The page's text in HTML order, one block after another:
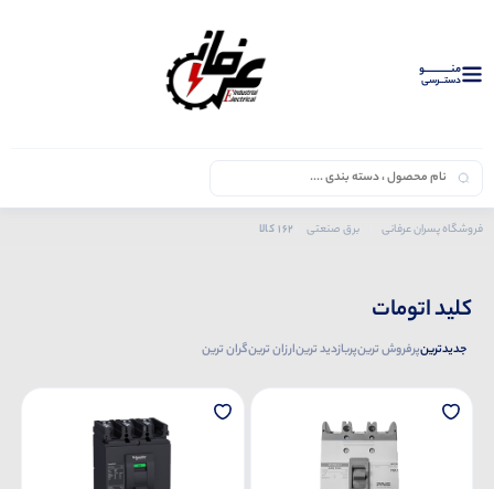
منــــــــــــو
دستــرسی
فروشگاه پسران عرفانی برق صنعتی محصولات اشنایدر162 کالا
کلید اتومات
جدیدترینپرفروش ترینپربازدید ترینارزان ترینگران ترین